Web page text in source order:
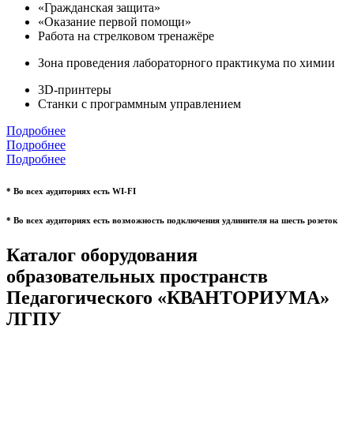
«Гражданская защита»
«Оказание первой помощи»
Работа на стрелковом тренажёре
Зона проведения лабораторного практикума по химии
3D-принтеры
Станки с программным управлением
Подробнее
Подробнее
Подробнее
* Во всех аудиториях есть WI-FI
* Во всех аудиториях есть возможность подключения удлинителя на шесть розеток
Каталог оборудования
образовательных пространств
Педагогического «КВАНТОРИУМА»
ЛГПУ